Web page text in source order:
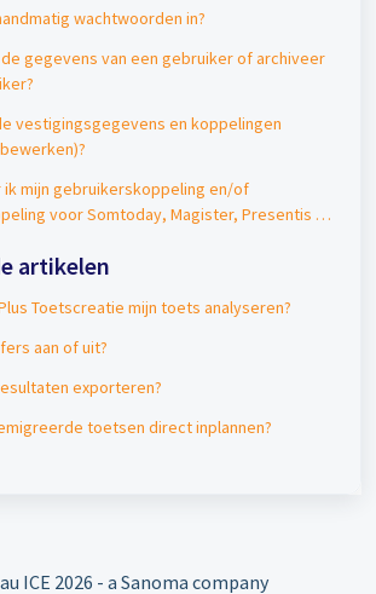
wachtwoorden in?
gegevens van een gebruiker of archiveer
vestigingsgegevens en koppelingen
ik mijn gebruikerskoppeling en/of
voor Somtoday, Magister, Presentis of
artikelen
Toetscreatie mijn toets analyseren?
aan of uit?
exporteren?
toetsen direct inplannen?
ICE 2026 - a Sanoma company